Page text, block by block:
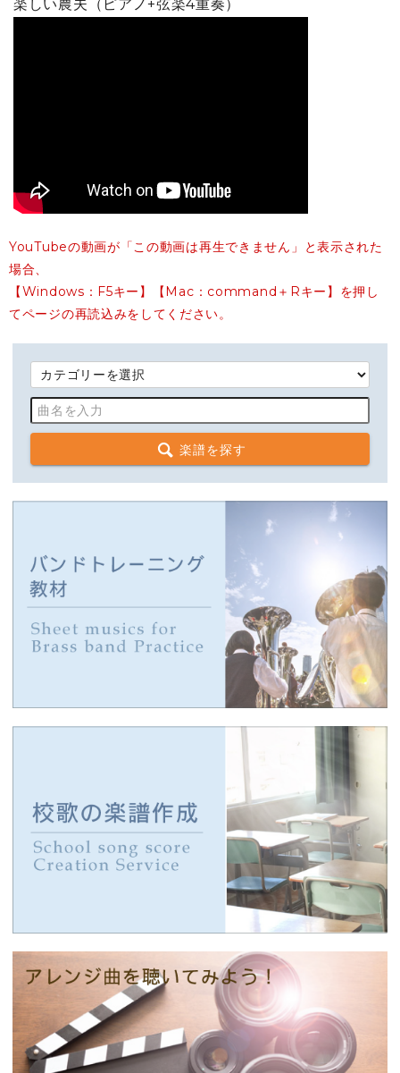
楽しい農夫（ピアノ+弦楽4重奏）
YouTubeの動画が「この動画は再生できません」と表示された
場合、
【Windows：F5キー】【Mac：command＋Rキー】を押し
てページの再読込みをしてください。
楽譜を探す